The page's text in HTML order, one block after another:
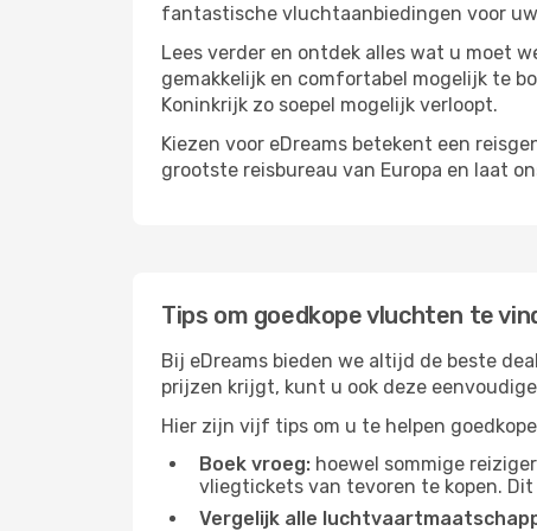
fantastische vluchtaanbiedingen voor
Lees verder en ontdek alles wat u moet
gemakkelijk en comfortabel mogelijk te
Koninkrijk zo soepel mogelijk verloopt.
Kiezen voor eDreams betekent een
grootste reisbureau van Europa en laat
Tips om goedkope vluchten te
Bij eDreams bieden we altijd de beste
prijzen krijgt, kunt u ook deze
Hier zijn vijf tips om u te helpen
Boek vroeg: hoewel sommige
vliegtickets van tevoren te kopen.
Vergelijk alle